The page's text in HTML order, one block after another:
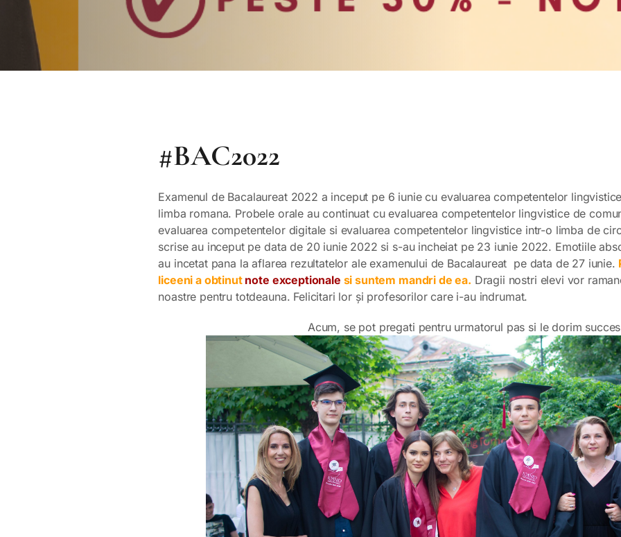
#BAC2022
Examenul de Bacalaureat 2022 a inceput pe 6 iunie cu evaluarea competentelor
limba romana. Probele orale au continuat cu evaluarea competentelor lingvistice de
evaluarea competentelor digitale si evaluarea competentelor lingvistice intr-o limba de
scrise au inceput pe data de 20 iunie 2022 si s-au incheiat pe 23 iunie 2022. Emotiile
au incetat pana la aflarea rezultatelor ale examenului de Bacalaureat pe data de 27 iunie.
liceeni a obtinut note exceptionale si suntem mandri de ea. Dragii nostri elevi vor
noastre pentru totdeauna. Felicitari lor și profesorilor care i-au indrumat.
Acum, se pot pregati pentru urmatorul pas si le dorim